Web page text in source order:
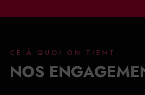
CE À QUOI ON TIENT
NOS